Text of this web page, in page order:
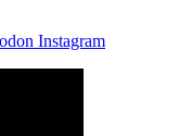
Instagram